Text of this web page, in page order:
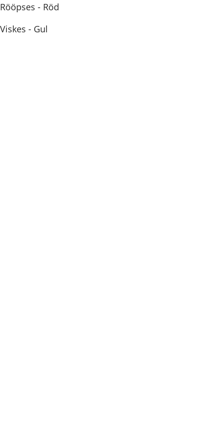
Rööpses - Röd
Viskes - Gul